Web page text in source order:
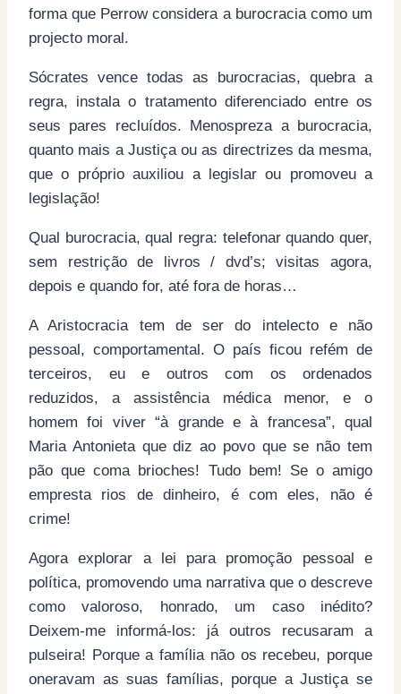
forma que Perrow considera a burocracia como um
projecto moral.
Sócrates vence todas as burocracias, quebra a
regra, instala o tratamento diferenciado entre os
seus pares recluídos. Menospreza a burocracia,
quanto mais a Justiça ou as directrizes da mesma,
que o próprio auxiliou a legislar ou promoveu a
legislação!
Qual burocracia, qual regra: telefonar quando quer,
sem restrição de livros / dvd’s; visitas agora,
depois e quando for, até fora de horas…
A Aristocracia tem de ser do intelecto e não
pessoal, comportamental. O país ficou refém de
terceiros, eu e outros com os ordenados
reduzidos, a assistência médica menor, e o
homem foi viver “à grande e à francesa”, qual
Maria Antonieta que diz ao povo que se não tem
pão que coma brioches! Tudo bem! Se o amigo
empresta rios de dinheiro, é com eles, não é
crime!
Agora explorar a lei para promoção pessoal e
política, promovendo uma narrativa que o descreve
como valoroso, honrado, um caso inédito?
Deixem-me informá-los: já outros recusaram a
pulseira! Porque a família não os recebeu, porque
oneravam as suas famílias, porque a Justiça se